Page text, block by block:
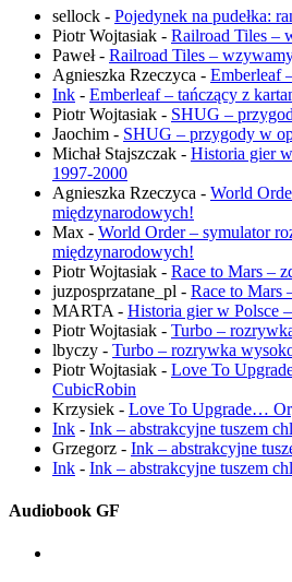
sellock - Pojedynek na pudełka:
Piotr Wojtasiak - Railroad Tiles –
Paweł- Railroad Tiles –
Agnieszka Rzeczyca - Emberleaf
Ink - Emberleaf – tańczący z
Piotr Wojtasiak - SHUG –
Jaochim - SHUG – przygody w
Michał Stajszczak - Historia gier
1997-2000
Agnieszka Rzeczyca - World
międzynarodowych!
Max - World Order – symulator
międzynarodowych!
Piotr Wojtasiak - Race to Mars –
juzposprzatane_pl - Race to Mars
MARTA - Historia gier w Polsce
Piotr Wojtasiak - Turbo –
lbyczy - Turbo – rozrywka
Piotr Wojtasiak - Love To
CubicRobin
Krzysiek - Love To Upgrade…
Ink - Ink – abstrakcyjne tuszem
Grzegorz - Ink – abstrakcyjne
Ink - Ink – abstrakcyjne tuszem
Audiobook GF